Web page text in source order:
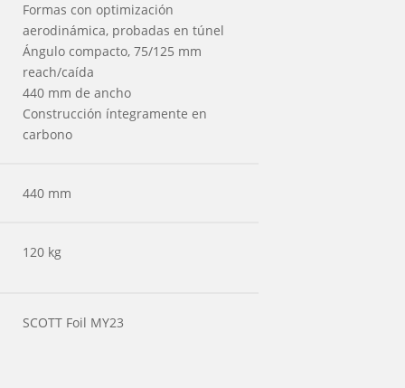
Formas con optimización
aerodinámica, probadas en túnel
Ángulo compacto, 75/125 mm
reach/caída
440 mm de ancho
Construcción íntegramente en
carbono
440 mm
120 kg
SCOTT Foil MY23